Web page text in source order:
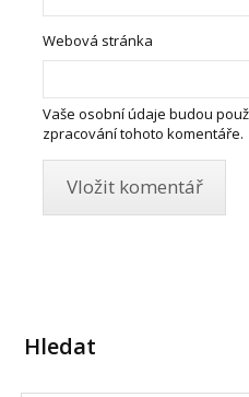
Webová stránka
Vaše osobní údaje budou
zpracování tohoto komentáře.
Hledat